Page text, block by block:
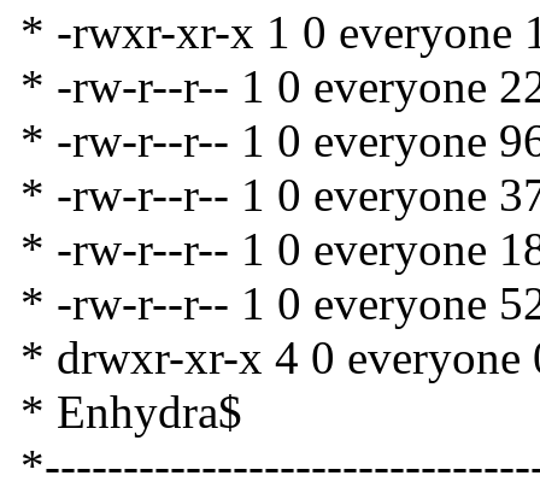
* -rwxr-xr-x 1 0 everyone
* -rw-r--r-- 1 0 everyone
* -rw-r--r-- 1 0 everyone
* -rw-r--r-- 1 0 everyone
* -rw-r--r-- 1 0 everyone
* -rw-r--r-- 1 0 everyone
* drwxr-xr-x 4 0 everyone
* Enhydra$